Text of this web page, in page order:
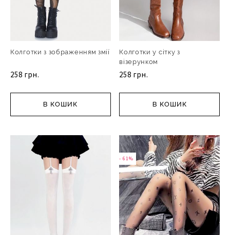
Колготки з зображенням змії
258 грн.
В КОШИК
Колготки у сітку з
візерунком
258 грн.
В КОШИК
- 61%
- 61%